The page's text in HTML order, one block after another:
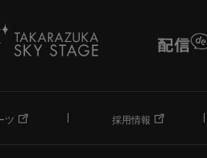
ツ 採用情報